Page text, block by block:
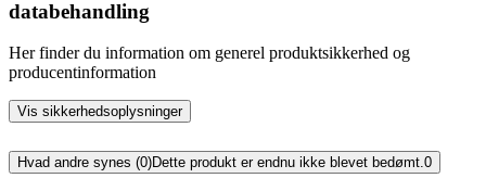
databehandling
Her finder du information om generel produktsikkerhed og
producentinformation
Vis sikkerhedsoplysninger
Hvad andre synes (0)Dette produkt er endnu ikke blevet bedømt.0